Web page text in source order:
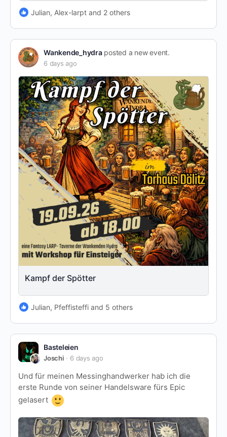
Julian, Alex-larpt and 2 others
Wankende_hydraposted a new event.
6 days ago
Kampf der Spötter
Julian, Pfeffisteffi and 5 others
Basteleien
Joschi 6 days ago
Und für meinen Messinghandwerker hab ich die
erste Runde von seiner Handelsware fürs Epic
gelasert